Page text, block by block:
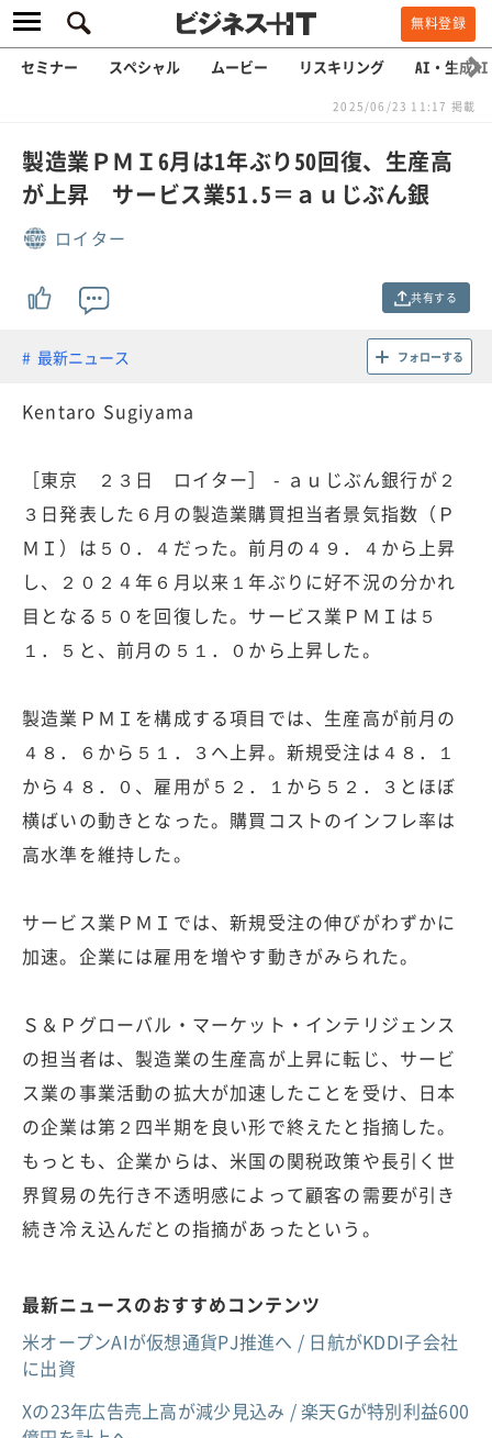
無料登録
セミナー スペシャル ムービー リスキリング AI・生成AI
2025/06/23 11:17 掲載
製造業ＰＭＩ6月は1年ぶり50回復、生産高
が上昇 サービス業51.5＝ａｕじぶん銀
ロイター
共有する
最新ニュース フォローする
Kentaro Sugiyama
［東京 ２３日 ロイター］ - ａｕじぶん銀行が２
３日発表した６月の製造業購買担当者景気指数（Ｐ
ＭＩ）は５０．４だった。前月の４９．４から上昇
し、２０２４年６月以来１年ぶりに好不況の分かれ
目となる５０を回復した。サービス業ＰＭＩは５
１．５と、前月の５１．０から上昇した。
製造業ＰＭＩを構成する項目では、生産高が前月の
４８．６から５１．３へ上昇。新規受注は４８．１
から４８．０、雇用が５２．１から５２．３とほぼ
横ばいの動きとなった。購買コストのインフレ率は
高水準を維持した。
サービス業ＰＭＩでは、新規受注の伸びがわずかに
加速。企業には雇用を増やす動きがみられた。
Ｓ＆Ｐグローバル・マーケット・インテリジェンス
の担当者は、製造業の生産高が上昇に転じ、サービ
ス業の事業活動の拡大が加速したことを受け、日本
の企業は第２四半期を良い形で終えたと指摘した。
もっとも、企業からは、米国の関税政策や長引く世
界貿易の先行き不透明感によって顧客の需要が引き
続き冷え込んだとの指摘があったという。
最新ニュースのおすすめコンテンツ
米オープンAIが仮想通貨PJ推進へ / 日航がKDDI子会社
に出資
Xの23年広告売上高が減少見込み / 楽天Gが特別利益600